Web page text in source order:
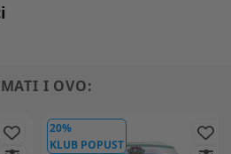
I OVO:
20%
KLUB POPUST